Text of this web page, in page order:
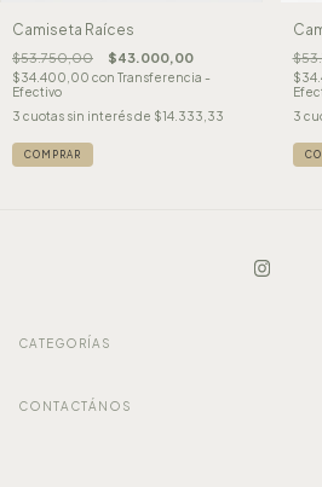
Camiseta Raíces
$53.750,00 $43.000,00
$34.400,00 con Transferencia -
Efectivo
3 cuotas sin interés de $14.333,33
COMPRAR
3
CATEGORÍAS
CONTACTÁNOS